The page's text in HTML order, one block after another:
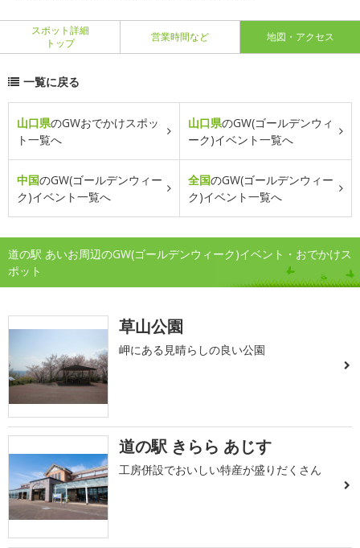
スポット詳細
トップ
営業時間など 地図・アクセス
一覧に戻る
山口県のGWおでかけスポッ
ト一覧へ
山口県のGW(ゴールデンウィ
ーク)イベント一覧へ
中国のGW(ゴールデンウィー
ク)イベント一覧へ
全国のGW(ゴールデンウィー
ク)イベント一覧へ
道の駅 あいお周辺のGW(ゴールデンウィーク)イベント・おでかけス
ポット
草山公園
岬にある見晴らしの良い公園
道の駅 きらら あじす
工房併設でおいしい特産が盛りだくさん